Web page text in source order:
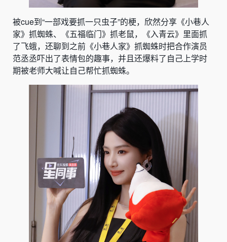
被cue到“一部戏要抓一只虫子”的梗，欣然分享《小巷人
家》抓蜘蛛、《五福临门》抓老鼠，《入青云》里面抓
了飞蛾，还聊到之前《小巷人家》抓蜘蛛时把合作演员
范丞丞吓出了表情包的趣事，并且还爆料了自己上学时
期被老师大喊让自己帮忙抓蜘蛛。